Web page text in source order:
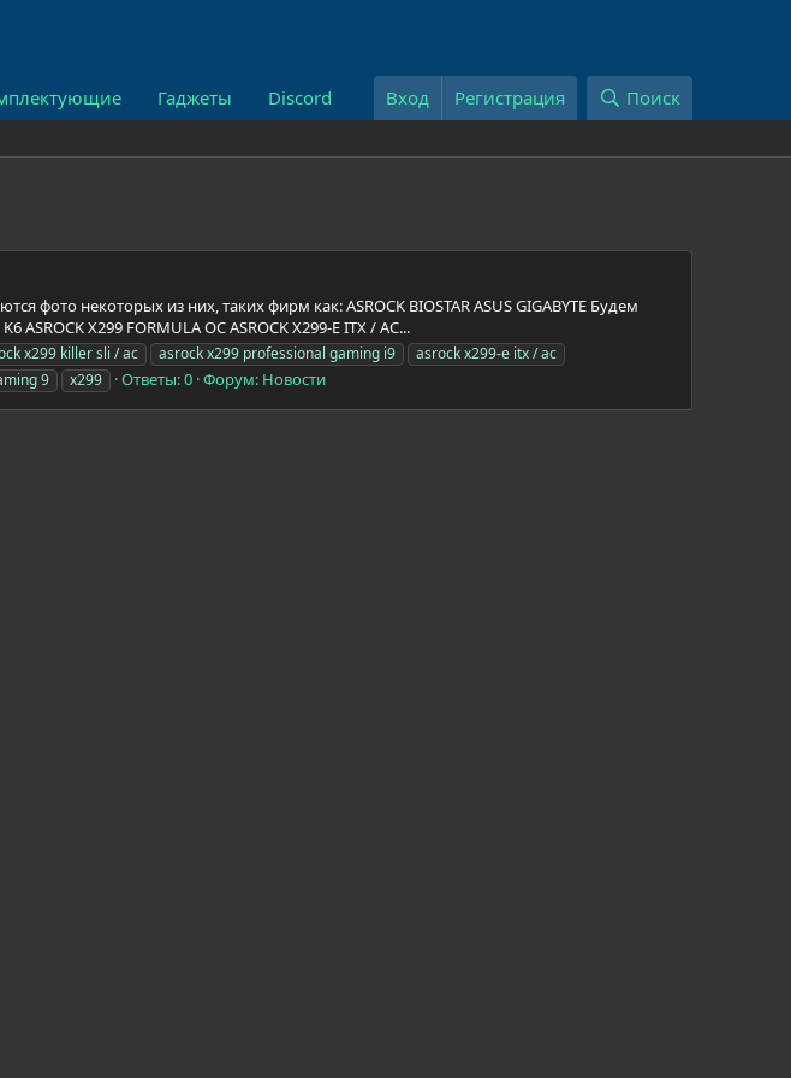
Гаджеты Discord Вход Регистрация Поиск
фото некоторых из них, таких фирм как: ASROCK BIOSTAR ASUS GIGABYTE Будем
X299 FORMULA OC ASROCK X299-E ITX / AC...
x299 killer sli / ac asrock x299 professional gaming i9
asrock x299-e itx / ac
9 x299 Ответы: 0 Форум: Новости